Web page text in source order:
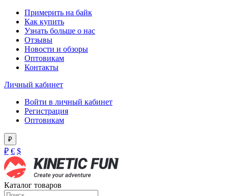
Примерить на байк
Как купить
Узнать больше о нас
Отзывы
Новости и обзоры
Оптовикам
Контакты
Личный кабинет
Войти в личный кабинет
Регистрация
Оптовикам
₽
₽ € $
Каталог товаров